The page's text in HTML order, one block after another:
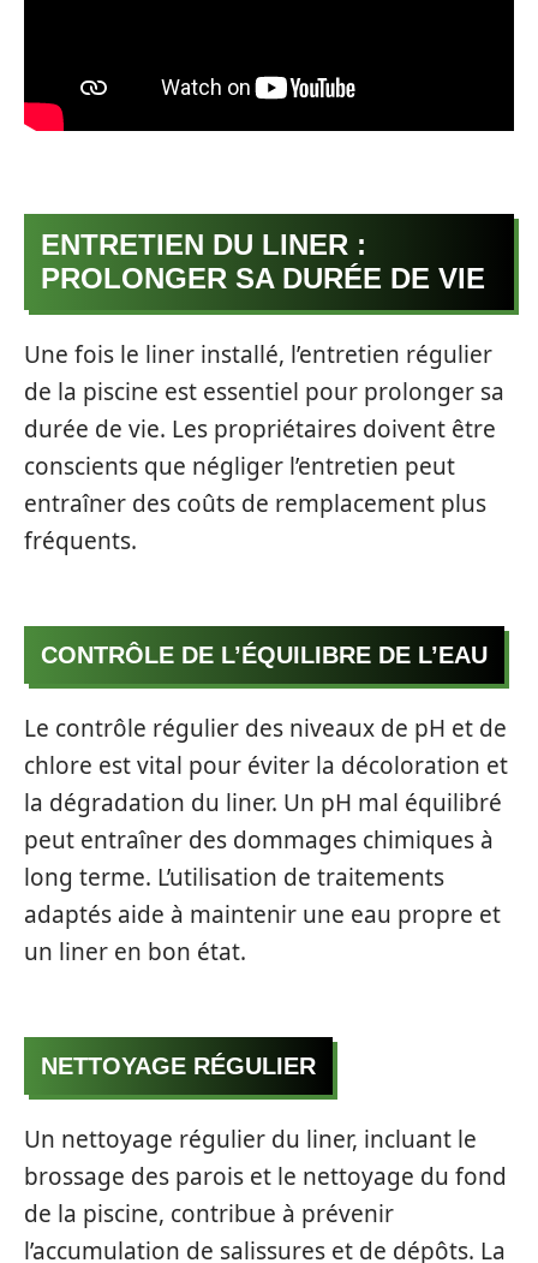
ENTRETIEN DU LINER :
PROLONGER SA DURÉE DE VIE
Une fois le liner installé, l’entretien régulier
de la piscine est essentiel pour prolonger sa
durée de vie. Les propriétaires doivent être
conscients que négliger l’entretien peut
entraîner des coûts de remplacement plus
fréquents.
CONTRÔLE DE L’ÉQUILIBRE DE L’EAU
Le contrôle régulier des niveaux de pH et de
chlore est vital pour éviter la décoloration et
la dégradation du liner. Un pH mal équilibré
peut entraîner des dommages chimiques à
long terme. L’utilisation de traitements
adaptés aide à maintenir une eau propre et
un liner en bon état.
NETTOYAGE RÉGULIER
Un nettoyage régulier du liner, incluant le
brossage des parois et le nettoyage du fond
de la piscine, contribue à prévenir
l’accumulation de salissures et de dépôts. La